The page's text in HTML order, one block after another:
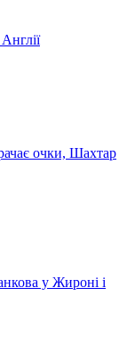
очки, Шахтар
у Жироні і